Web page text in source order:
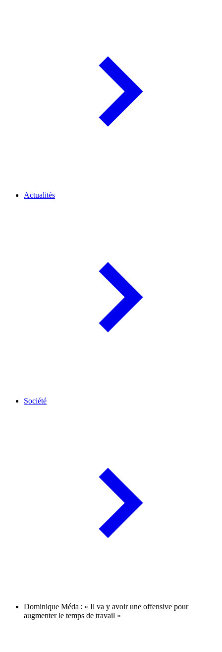
Actualités
Société
Dominique Méda : « Il va y avoir une offensive pour
augmenter le temps de travail »